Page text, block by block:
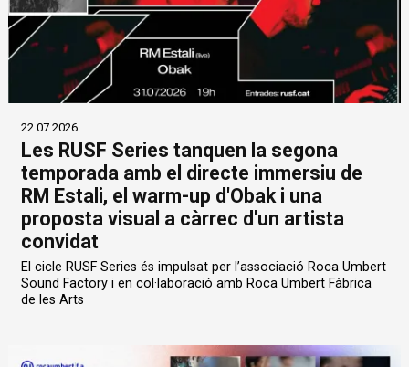
22.07.2026
Les RUSF Series tanquen la segona
temporada amb el directe immersiu de
RM Estali, el warm-up d'Obak i una
proposta visual a càrrec d'un artista
convidat
El cicle RUSF Series és impulsat per l’associació Roca Umbert
Sound Factory i en col·laboració amb Roca Umbert Fàbrica
de les Arts